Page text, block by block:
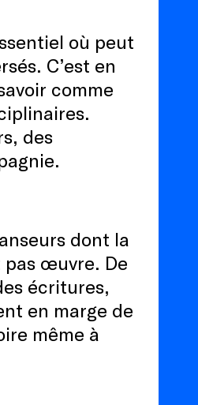
où peut
C’est en
comme
des
dont la
œuvre. De
écritures,
en marge de
même à